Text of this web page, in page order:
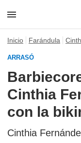
Inicio Farándula
ARRASÓ
Cinthia
con la
Cinthia